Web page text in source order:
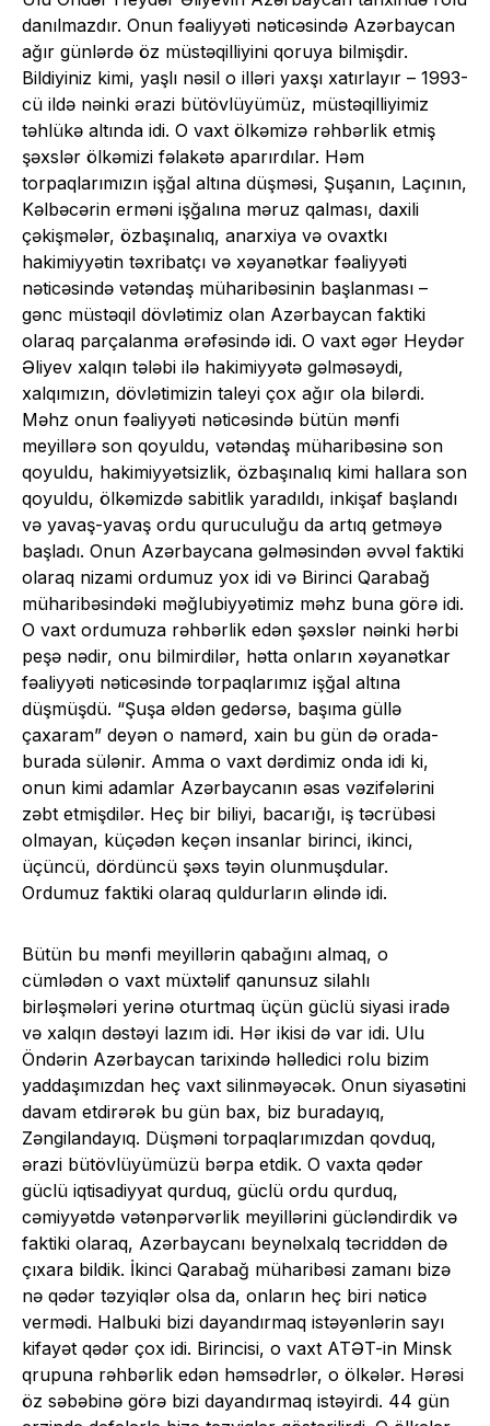
danılmazdır. Onun fəaliyyəti nəticəsində Azərbaycan
ağır günlərdə öz müstəqilliyini qoruya bilmişdir.
Bildiyiniz kimi, yaşlı nəsil o illəri yaxşı xatırlayır – 1993-
cü ildə nəinki ərazi bütövlüyümüz, müstəqilliyimiz
təhlükə altında idi. O vaxt ölkəmizə rəhbərlik etmiş
şəxslər ölkəmizi fəlakətə aparırdılar. Həm
torpaqlarımızın işğal altına düşməsi, Şuşanın, Laçının,
Kəlbəcərin erməni işğalına məruz qalması, daxili
çəkişmələr, özbaşınalıq, anarxiya və ovaxtkı
hakimiyyətin təxribatçı və xəyanətkar fəaliyyəti
nəticəsində vətəndaş müharibəsinin başlanması –
gənc müstəqil dövlətimiz olan Azərbaycan faktiki
olaraq parçalanma ərəfəsində idi. O vaxt əgər Heydər
Əliyev xalqın tələbi ilə hakimiyyətə gəlməsəydi,
xalqımızın, dövlətimizin taleyi çox ağır ola bilərdi.
Məhz onun fəaliyyəti nəticəsində bütün mənfi
meyillərə son qoyuldu, vətəndaş müharibəsinə son
qoyuldu, hakimiyyətsizlik, özbaşınalıq kimi hallara son
qoyuldu, ölkəmizdə sabitlik yaradıldı, inkişaf başlandı
və yavaş-yavaş ordu quruculuğu da artıq getməyə
başladı. Onun Azərbaycana gəlməsindən əvvəl faktiki
olaraq nizami ordumuz yox idi və Birinci Qarabağ
müharibəsindəki məğlubiyyətimiz məhz buna görə idi.
O vaxt ordumuza rəhbərlik edən şəxslər nəinki hərbi
peşə nədir, onu bilmirdilər, hətta onların xəyanətkar
fəaliyyəti nəticəsində torpaqlarımız işğal altına
düşmüşdü. “Şuşa əldən gedərsə, başıma güllə
çaxaram” deyən o namərd, xain bu gün də orada-
burada sülənir. Amma o vaxt dərdimiz onda idi ki,
onun kimi adamlar Azərbaycanın əsas vəzifələrini
zəbt etmişdilər. Heç bir biliyi, bacarığı, iş təcrübəsi
olmayan, küçədən keçən insanlar birinci, ikinci,
üçüncü, dördüncü şəxs təyin olunmuşdular.
Ordumuz faktiki olaraq quldurların əlində idi.
Bütün bu mənfi meyillərin qabağını almaq, o
cümlədən o vaxt müxtəlif qanunsuz silahlı
birləşmələri yerinə oturtmaq üçün güclü siyasi iradə
və xalqın dəstəyi lazım idi. Hər ikisi də var idi. Ulu
Öndərin Azərbaycan tarixində həlledici rolu bizim
yaddaşımızdan heç vaxt silinməyəcək. Onun siyasətini
davam etdirərək bu gün bax, biz buradayıq,
Zəngilandayıq. Düşməni torpaqlarımızdan qovduq,
ərazi bütövlüyümüzü bərpa etdik. O vaxta qədər
güclü iqtisadiyyat qurduq, güclü ordu qurduq,
cəmiyyətdə vətənpərvərlik meyillərini gücləndirdik və
faktiki olaraq, Azərbaycanı beynəlxalq təcriddən də
çıxara bildik. İkinci Qarabağ müharibəsi zamanı bizə
nə qədər təzyiqlər olsa da, onların heç biri nəticə
vermədi. Halbuki bizi dayandırmaq istəyənlərin sayı
kifayət qədər çox idi. Birincisi, o vaxt ATƏT-in Minsk
qrupuna rəhbərlik edən həmsədrlər, o ölkələr. Hərəsi
öz səbəbinə görə bizi dayandırmaq istəyirdi. 44 gün